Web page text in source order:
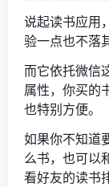
说起读书应用
验一点也不落
而它依托微信
属性，你买的
也特别方便。
如果你不知道
么书，也可以
看好友的读书